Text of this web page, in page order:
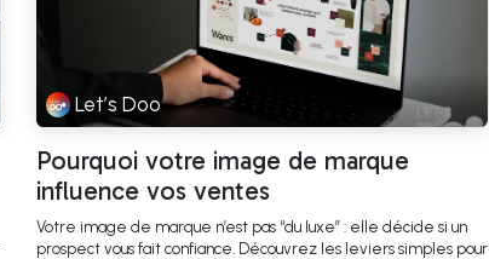
Let’s Doo
Pourquoi votre image de marque
influence vos ventes
Votre image de marque n’est pas “du luxe” : elle décide si un
prospect vous fait confiance. Découvrez les leviers simples pour